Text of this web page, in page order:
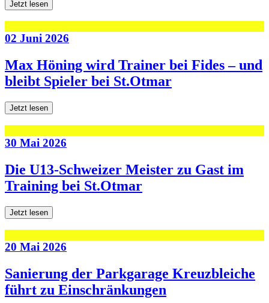
Jetzt lesen
02 Juni 2026
Max Höning wird Trainer bei Fides – und
bleibt Spieler bei St.Otmar
Jetzt lesen
30 Mai 2026
Die U13-Schweizer Meister zu Gast im
Training bei St.Otmar
Jetzt lesen
20 Mai 2026
Sanierung der Parkgarage Kreuzbleiche
führt zu Einschränkungen